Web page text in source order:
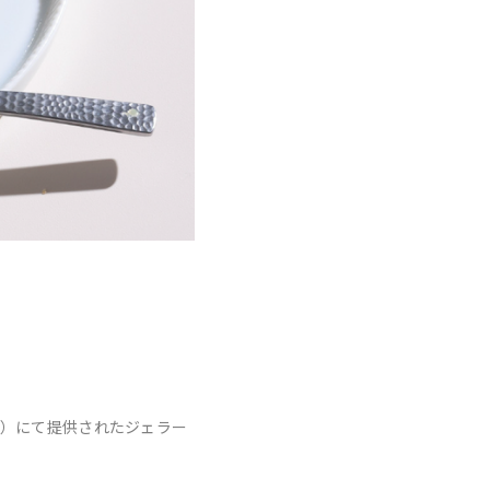
にて提供されたジェラー